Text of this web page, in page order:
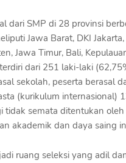
dari SMP di 28 provinsi
Jawa Barat, DKI
Jawa Timur, Bali,
dari 251 laki-laki
sekolah, peserta berasal
(kurikulum internasional)
semata ditentukan
akademik dan daya saing
ruang seleksi yang adil